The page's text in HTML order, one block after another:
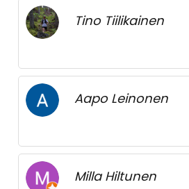
Tino Tiilikainen
Aapo Leinonen
Milla Hiltunen